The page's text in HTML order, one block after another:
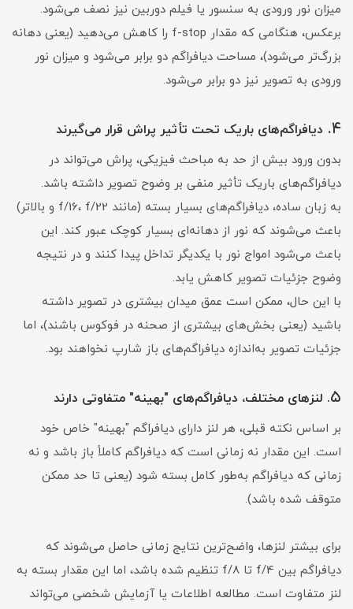
میزان نور ورودی به سنسور یا فیلم دوربین نیز نصف می‌شود.
برعکس، هنگامی که مقدار f-stop را کاهش می‌دهید (یعنی دهانه
بزرگ‌تر می‌شود)، مساحت دیافراگم دو برابر می‌شود و میزان نور
ورودی به تصویر نیز دو برابر می‌شود.
۴. دیافراگم‌های باریک تحت تأثیر پراش قرار می‌گیرند
بدون ورود بیش از حد به مباحث فیزیکی، پراش می‌تواند در
دیافراگم‌های باریک تأثیر منفی بر وضوح تصویر داشته باشد.
به زبان ساده، دیافراگم‌های بسیار بسته (مانند f/16، f/22 و بالاتر)
باعث می‌شوند که نور از دهانه‌ای بسیار کوچک عبور کند. این
باعث می‌شود امواج نور با یکدیگر تداخل پیدا کنند و در نتیجه
وضوح جزئیات تصویر کاهش یابد.
با این حال، ممکن است عمق میدان بیشتری در تصویر داشته
باشید (یعنی بخش‌های بیشتری از صحنه در فوکوس باشند)، اما
جزئیات تصویر به‌اندازه دیافراگم‌های باز شارپ نخواهند بود.
۵. لنزهای مختلف، دیافراگم‌های "بهینه" متفاوتی دارند
بر اساس نکته قبلی، هر لنز دارای دیافراگم "بهینه" خاص خود
است. این مقدار نه زمانی است که دیافراگم کاملاً باز باشد و نه
زمانی که دیافراگم به‌طور کامل بسته شود (یعنی تا حد ممکن
متوقف شده باشد).
برای بیشتر لنزها، واضح‌ترین نتایج زمانی حاصل می‌شوند که
دیافراگم بین f/4 تا f/8 تنظیم شده باشد، اما این مقدار بسته به
لنز متفاوت است. مطالعه اطلاعات یا آزمایش شخصی می‌تواند